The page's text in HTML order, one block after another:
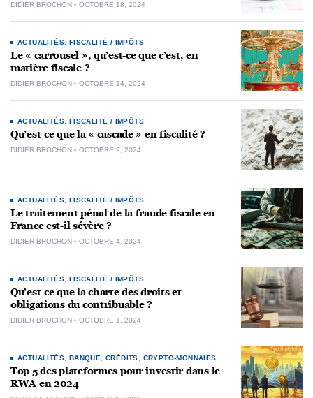
DIDIER BROCHON OCTOBRE 18, 2024
ACTUALITÉS FISCALITÉ / IMPÔTS
Le « carrousel », qu’est-ce que c’est, en
matière fiscale ?
DIDIER BROCHON OCTOBRE 14, 2024
ACTUALITÉS FISCALITÉ / IMPÔTS
Qu’est-ce que la « cascade » en fiscalité ?
DIDIER BROCHON OCTOBRE 9, 2024
ACTUALITÉS FISCALITÉ / IMPÔTS
Le traitement pénal de la fraude fiscale en
France est-il sévère ?
DIDIER BROCHON OCTOBRE 4, 2024
ACTUALITÉS FISCALITÉ / IMPÔTS
Qu’est-ce que la charte des droits et
obligations du contribuable ?
DIDIER BROCHON OCTOBRE 1, 2024
ACTUALITÉS BANQUE CRÉDITS CRYPTO-MONNAIES
IMMOBILIER
,NFT
Top 5 des plateformes pour investir dans le
RWA en 2024